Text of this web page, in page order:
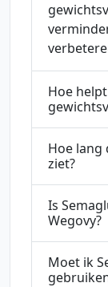
Hoe
Hoe
ziet?
Is
Wegovy?
Moet ik